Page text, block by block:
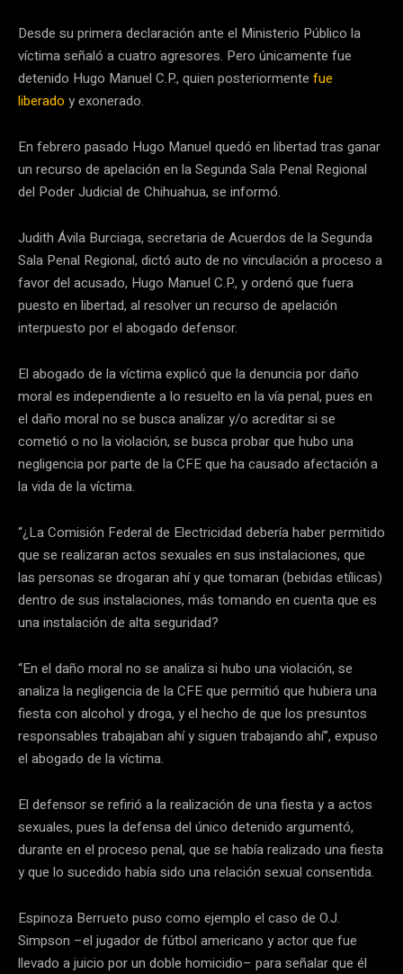
Desde su primera declaración ante el Ministerio Público la
víctima señaló a cuatro agresores. Pero únicamente fue
detenido Hugo Manuel C.P., quien posteriormente fue
liberado y exonerado.
En febrero pasado Hugo Manuel quedó en libertad tras ganar
un recurso de apelación en la Segunda Sala Penal Regional
del Poder Judicial de Chihuahua, se informó.
Judith Ávila Burciaga, secretaria de Acuerdos de la Segunda
Sala Penal Regional, dictó auto de no vinculación a proceso a
favor del acusado, Hugo Manuel C.P., y ordenó que fuera
puesto en libertad, al resolver un recurso de apelación
interpuesto por el abogado defensor.
El abogado de la víctima explicó que la denuncia por daño
moral es independiente a lo resuelto en la vía penal, pues en
el daño moral no se busca analizar y/o acreditar si se
cometió o no la violación, se busca probar que hubo una
negligencia por parte de la CFE que ha causado afectación a
la vida de la víctima.
“¿La Comisión Federal de Electricidad debería haber permitido
que se realizaran actos sexuales en sus instalaciones, que
las personas se drogaran ahí y que tomaran (bebidas etílicas)
dentro de sus instalaciones, más tomando en cuenta que es
una instalación de alta seguridad?
“En el daño moral no se analiza si hubo una violación, se
analiza la negligencia de la CFE que permitió que hubiera una
fiesta con alcohol y droga, y el hecho de que los presuntos
responsables trabajaban ahí y siguen trabajando ahí”, expuso
el abogado de la víctima.
El defensor se refirió a la realización de una fiesta y a actos
sexuales, pues la defensa del único detenido argumentó,
durante en el proceso penal, que se había realizado una fiesta
y que lo sucedido había sido una relación sexual consentida.
Espinoza Berrueto puso como ejemplo el caso de O.J.
Simpson –el jugador de fútbol americano y actor que fue
llevado a juicio por un doble homicidio– para señalar que él